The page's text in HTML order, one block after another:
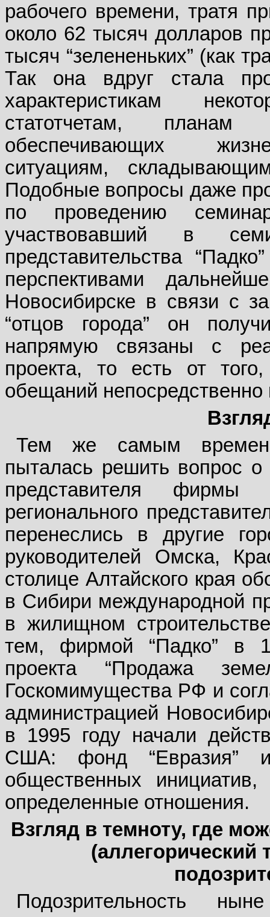
рабочего времени, тратя
около 62 тысяч долларов
тысяч “зелененьких” (как
Так она вдруг стала
характеристикам
статотчетам, планам
обеспечивающих
ситуациям,
Подобные вопросы даже
по проведению
участвовавший в
представительства
перспективами
Новосибирске в связи с
“отцов города” он
напрямую связаны с
проекта, то есть от
обещаний непосредственно
Тем же самым
пыталась решить вопрос
представителя
регионального
перенеслись в другие
руководителей Омска,
столице Алтайского края
в Сибири международной
в жилищном
тем, фирмой “Падко” в
проекта “Продажа
Госкомимущества РФ и
администрацией
в 1995 году начали
США: фонд “Евразия” и
общественных
определенные отношения.
Взгляд в темноту, где
(аллегорический
Подозрительность